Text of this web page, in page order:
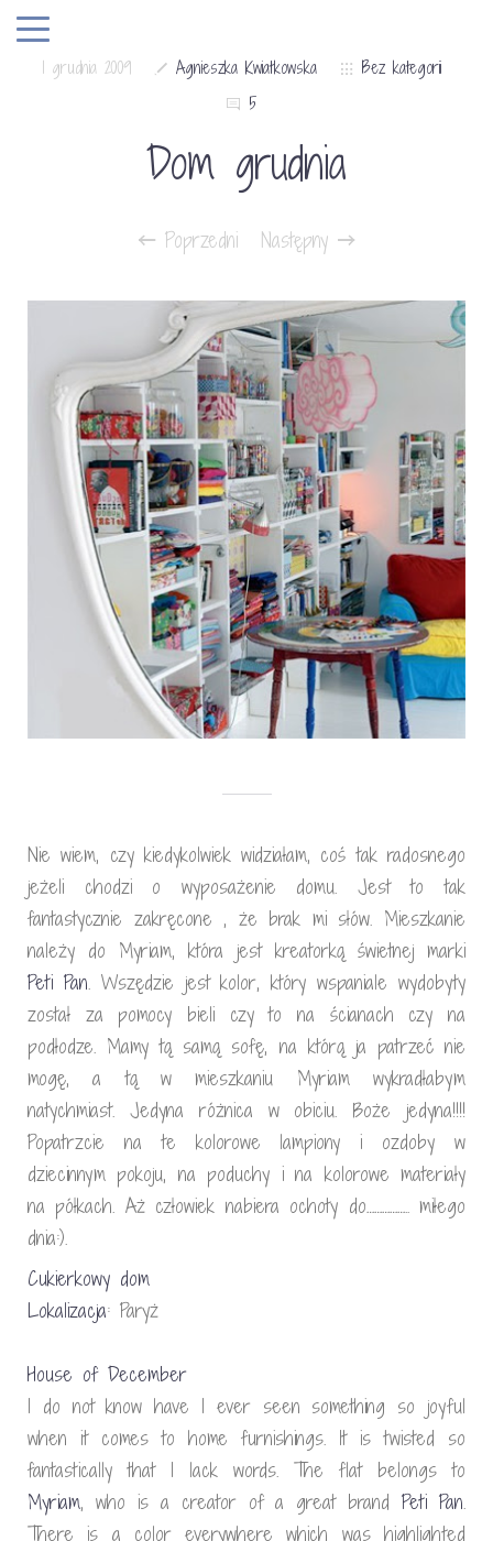
1 grudnia 2009 Agnieszka Kwiatkowska
Bez kategorii
5
Dom grudnia
Poprzedni Następny
Nie wiem, czy kiedykolwiek widziałam, coś tak radosnego
jeżeli chodzi o wyposażenie domu. Jest to tak
fantastycznie zakręcone , że brak mi słów. Mieszkanie
należy do Myriam, która jest kreatorką świetnej marki
Peti Pan. Wszędzie jest kolor, który wspaniale wydobyty
został za pomocy bieli czy to na ścianach czy na
podłodze. Mamy tą samą sofę, na którą ja patrzeć nie
mogę, a tą w mieszkaniu Myriam wykradłabym
natychmiast. Jedyna różnica w obiciu. Boże jedyna!!!!
Popatrzcie na te kolorowe lampiony i ozdoby w
dziecinnym pokoju, na poduchy i na kolorowe materiały
na półkach. Aż człowiek nabiera ochoty do…………….. miłego
dnia:).
Cukierkowy dom
Lokalizacja: Paryż
House of December
I do not know have I ever seen something so joyful
when it comes to home furnishings. It is twisted so
fantastically that I lack words. The flat belongs to
Myriam, who is a creator of a great brand Peti Pan.
There is a color everywhere which was highlighted